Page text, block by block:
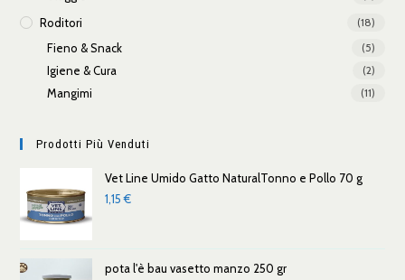
Roditori (18)
Fieno & Snack (5)
Igiene & Cura (2)
Mangimi (11)
Prodotti Più Venduti
Vet Line Umido Gatto NaturalTonno e Pollo 70 g
1,15€
pota l'è bau vasetto manzo 250 gr